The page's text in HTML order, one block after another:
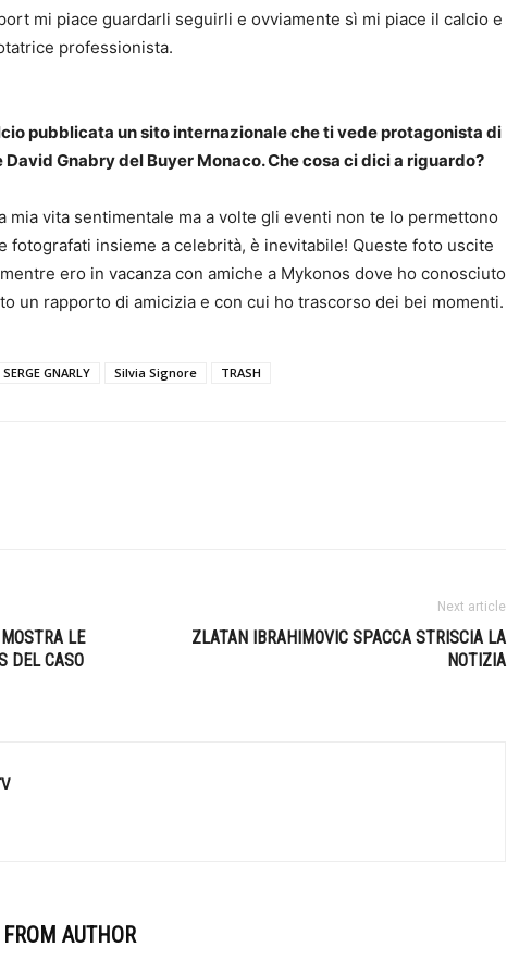
mi piace guardarli seguirli e ovviamente sì mi piace il calcio e
professionista.
pubblicata un sito internazionale che ti vede protagonista di
Gnabry del Buyer Monaco. Che cosa ci dici a riguardo?
mia vita sentimentale ma a volte gli eventi non te lo permettono
fotografati insieme a celebrità, è inevitabile! Queste foto uscite
ero in vacanza con amiche a Mykonos dove ho conosciuto
un rapporto di amicizia e con cui ho trascorso dei bei momenti.
SERGE GNARLY Silvia Signore TRASH
LE
DEL CASO
Next article
ZLATAN IBRAHIMOVIC SPACCA STRISCIA LA
NOTIZIA
FROM AUTHOR